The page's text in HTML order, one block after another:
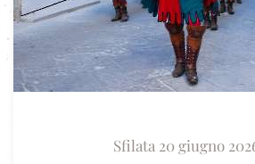
Sfilata 20 giugno